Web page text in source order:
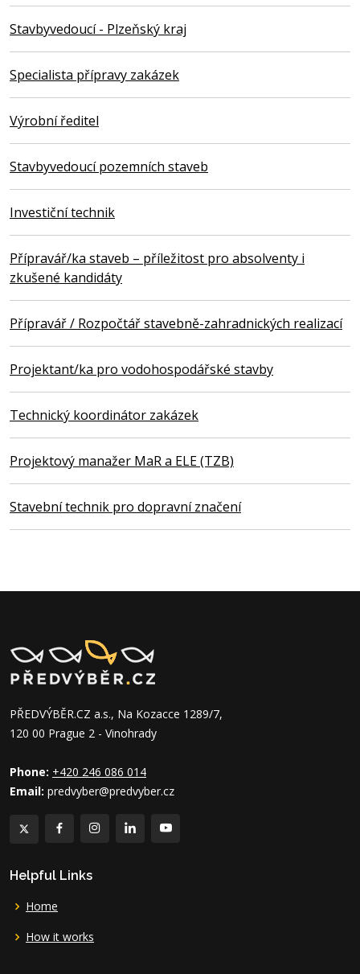
Stavbyvedoucí - Plzeňský kraj
Specialista přípravy zakázek
Výrobní ředitel
Stavbyvedoucí pozemních staveb
Investiční technik
Přípravář/ka staveb – příležitost pro absolventy i
zkušené kandidáty
Přípravář / Rozpočtář stavebně-zahradnických realizací
Projektant/ka pro vodohospodářské stavby
Technický koordinátor zakázek
Projektový manažer MaR a ELE (TZB)
Stavební technik pro dopravní značení
PŘEDVÝBĚR.CZ a.s., Na Kozacce 1289/7,
120 00 Prague 2 - Vinohrady
Phone: +420 246 086 014
Email: predvyber@predvyber.cz
Helpful Links
Home
How it works